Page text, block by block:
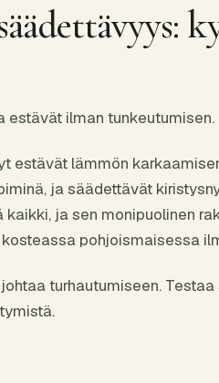
estävät ilman tunkeutumisen.
estävät lämmön
ja säädettävät
ja sen monipuolinen
pohjoismaisessa
turhautumiseen.